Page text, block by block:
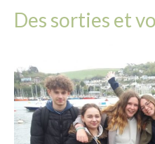
Des sorties et